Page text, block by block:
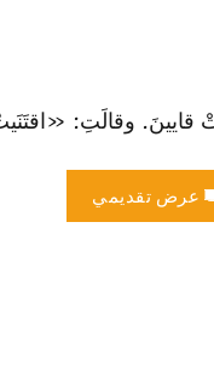
وقالَتِ: «اقتَنَيتُ
عرض تقديمي